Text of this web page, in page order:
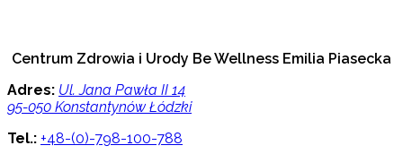
Centrum Zdrowia i Urody Be Wellness Emilia Piasecka
Adres: Ul. Jana Pawła II 14
95-050 Konstantynów Łódzki
Tel.: +48-(0)-798-100-788